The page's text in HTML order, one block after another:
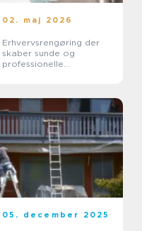
02. maj 2026
Erhvervsrengøring der
skaber sunde og
professionelle
05. december 2025